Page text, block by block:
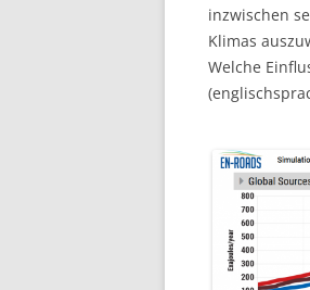
inzwischen
Klimas
Welche